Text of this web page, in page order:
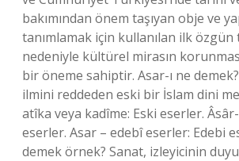
bakımından önem taşıyan obje ve
tanımlamak için kullanılan ilk özgün
nedeniyle kültürel mirasın
bir öneme sahiptir. Asar-ı ne
ilmini reddeden eski bir İslam dini
atîka veya kadîme: Eski eserler. Âsâr-
eserler. Asar – edebî eserler: Edebi
demek örnek? Sanat, izleyicinin